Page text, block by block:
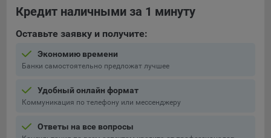
материалов по наиболее актуальному, подходящему
Компании, которым мы поручаем обработку данных для
данной цели:
Яндекса рекламная сеть (Yandex Mobile Ads, ADFOX) -
сервис показа контекстной рекламы. Адрес: Yandex
Google Ads - сервис показа контекстной рекламы,
Кредит наличными за 1 минуту
Оставьте заявку и получите:
Экономию времени
Банки самостоятельно предложат лучшее
Удобный онлайн формат
Коммуникация по телефону или мессенджеру
Ответы на все вопросы